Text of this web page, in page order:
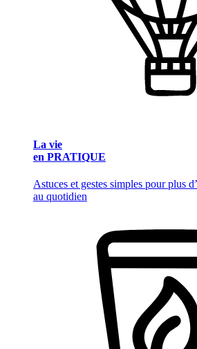
La vie
en PRATIQUE
Astuces et gestes simples pour plus
au quotidien